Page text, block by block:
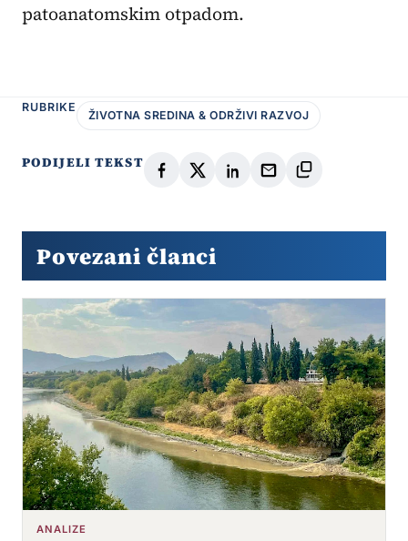
patoanatomskim otpadom.
RUBRIKE
ŽIVOTNA SREDINA & ODRŽIVI RAZVOJ
PODIJELI TEKST
Povezani članci
ANALIZE